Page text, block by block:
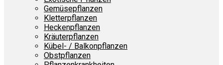
Gemüsepflanzen
Kletterpflanzen
Heckenpflanzen
Kräuterpflanzen
Kübel- / Balkonpflanzen
Obstpflanzen